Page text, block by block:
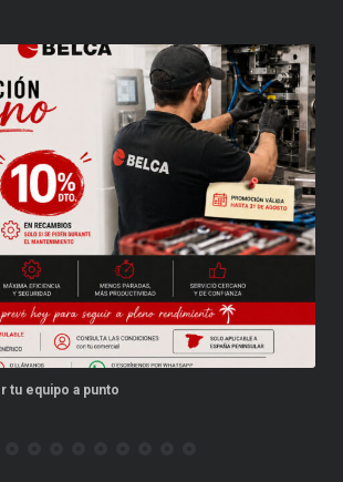
Este verano, tus repuestos tienen